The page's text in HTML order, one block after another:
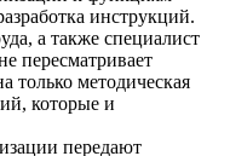
инструкций.
а также специалист
пересматривает
только методическая
которые и
передают